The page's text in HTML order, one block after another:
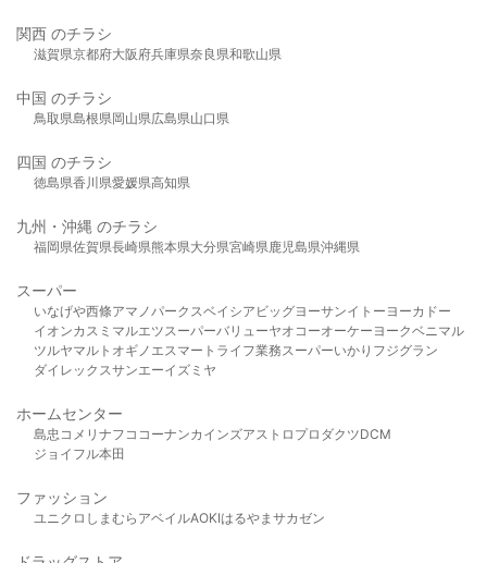
関西 のチラシ
滋賀県京都府大阪府兵庫県奈良県和歌山県
中国 のチラシ
鳥取県島根県岡山県広島県山口県
四国 のチラシ
徳島県香川県愛媛県高知県
九州・沖縄 のチラシ
福岡県佐賀県長崎県熊本県大分県宮崎県鹿児島県沖縄県
スーパー
いなげや西條アマノパークスベイシア ビッグヨーサンイトーヨーカドー
イオンカスミ マルエツスーパーバリューヤオコーオーケー ヨークベニマル
ツルヤマルト オギノ エスマート ライフ業務スーパーいかり フジグラン
ダイレックスサンエーイズミヤ
ホームセンター
島忠 コメリ ナフコ コーナンカインズアストロプロダクツDCM
ジョイフル本田
ファッション
ユニクロ しまむら アベイルAOKIはるやま サカゼン